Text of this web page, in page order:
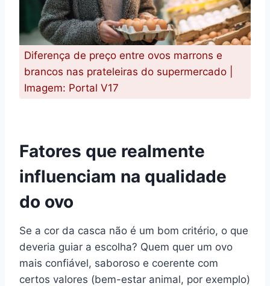
Diferença de preço entre ovos marrons e
brancos nas prateleiras do supermercado |
Imagem: Portal V17
Fatores que realmente
influenciam na qualidade
do ovo
Se a cor da casca não é um bom critério, o que
deveria guiar a escolha? Quem quer um ovo
mais confiável, saboroso e coerente com
certos valores (bem-estar animal, por exemplo)